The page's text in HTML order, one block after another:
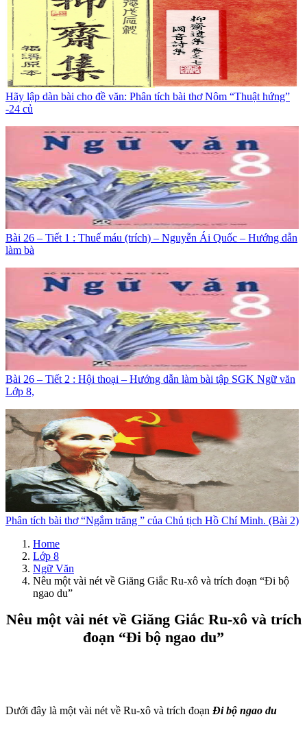
Hãy lập dàn bài cho đề văn: Phân tích bài thơ Nôm “Thuật hứng”
-24 củ
Bài 26 – Tiết 1 : Thuế máu (trích) – Nguyễn Ái Quốc – Hướng dẫn
làm bà
Bài 26 – Tiết 2 : Hội thoại – Hướng dẫn làm bài tập SGK Ngữ văn
Lớp 8,
Phân tích bài thơ “Ngắm trăng ” của Chủ tịch Hồ Chí Minh. (Bài 2)
Home
Lớp 8
Ngữ Văn
Nêu một vài nét về Giăng Giắc Ru-xô và trích đoạn “Đi bộ
ngao du”
Nêu một vài nét về Giăng Giắc Ru-xô và trích
đoạn “Đi bộ ngao du”
Dưới đây là một vài nét về Ru-xô và trích đoạn Đi bộ ngao du